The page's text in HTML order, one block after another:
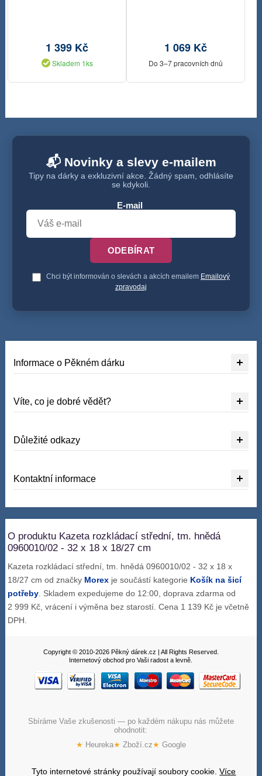
1 399 Kč
Skladem 1ks
1 069 Kč
Do 3–7 pracovních dnů
📬 Novinky a slevy e-mailem
Tipy na dárky a exkluzivní akce. Žádný spam, odhlásíte
se kdykoli.
E-mail
ODEBÍRAT
Chci být informován o slevách a akcích emailem Emailový
zpravodaj
Informace o Pěkném dárku
Víte, co je dobré vědět?
Důležité odkazy
Kontaktní informace
O produktu Kazeta rozkládací střední, tm. hnědá
0960010/02 - 32 x 18 x 18/27 cm
Kazeta rozkládací střední, tm. hnědá 0960010/02 - 32 x 18 x
18/27 cm od značky Morex je součástí kategorie Košík na šicí
potřeby . Skladem expedujeme do 12:00, doprava zdarma od
2 999 Kč, vrácení i výměna bez starostí. Cena 1 139 Kč je včetně
DPH.
Copyright © 2010-2026 Pěkný dárek.cz | All Rights Reserved.
Internetový obchod pro Vaši radost a levně.
Sbíráme Vaše zkušenosti — po každém nákupu nás můžete
ohodnotit:
★ Heureka★ Zboží.cz★ Google
Tyto internetové stránky používají soubory cookie.Více